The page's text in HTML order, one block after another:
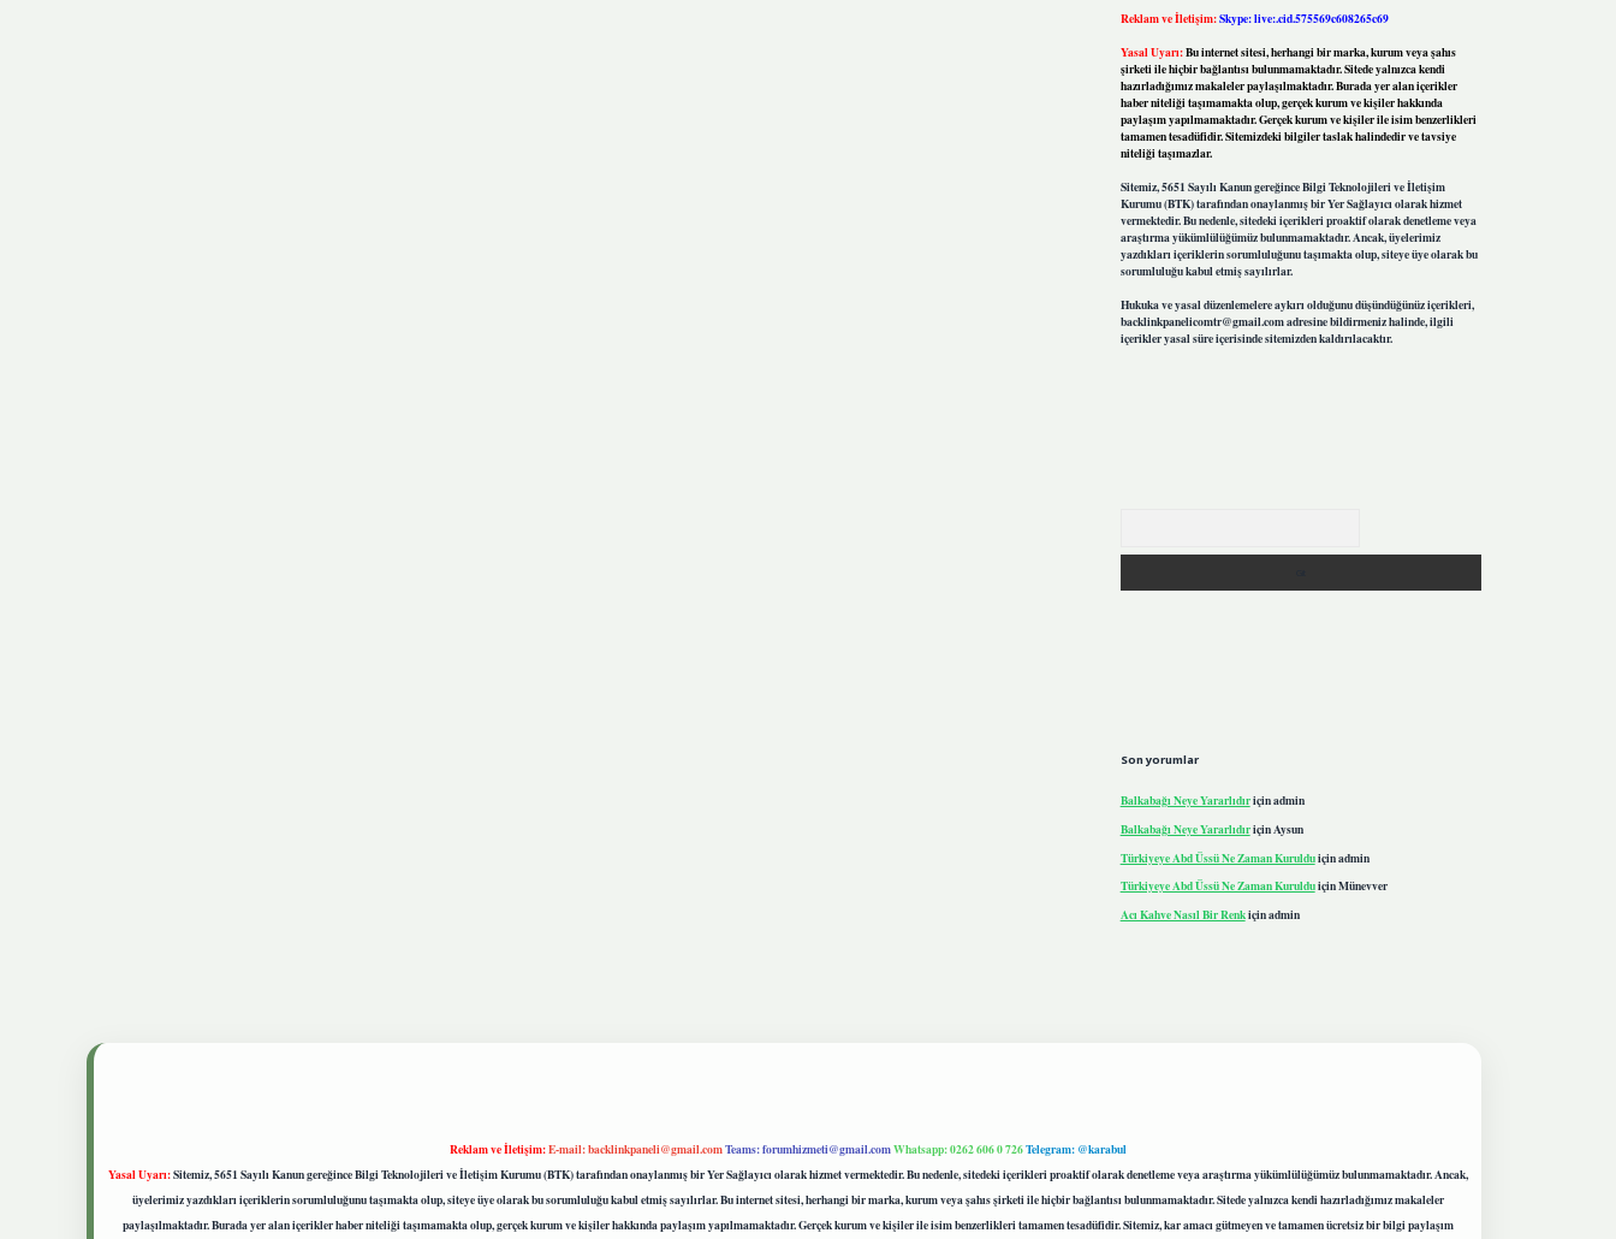
Reklam ve İletişim:Skype: live:.cid.575569c608265c69
Yasal Uyarı:Bu internet sitesi, herhangi bir marka, kurum veya şahıs
şirketi ile hiçbir bağlantısı bulunmamaktadır. Sitede yalnızca kendi
hazırladığımız makaleler paylaşılmaktadır. Burada yer alan içerikler
haber niteliği taşımamakta olup, gerçek kurum ve kişiler hakkında
paylaşım yapılmamaktadır. Gerçek kurum ve kişiler ile isim benzerlikleri
tamamen tesadüfidir. Sitemizdeki bilgiler taslak halindedir ve tavsiye
niteliği taşımazlar.
Sitemiz, 5651 Sayılı Kanun gereğince Bilgi Teknolojileri ve İletişim
Kurumu (BTK) tarafından onaylanmış bir Yer Sağlayıcı olarak hizmet
vermektedir. Bu nedenle, sitedeki içerikleri proaktif olarak denetleme veya
araştırma yükümlülüğümüz bulunmamaktadır. Ancak, üyelerimiz
yazdıkları içeriklerin sorumluluğunu taşımakta olup, siteye üye olarak bu
sorumluluğu kabul etmiş sayılırlar.
Hukuka ve yasal düzenlemelere aykırı olduğunu düşündüğünüz içerikleri,
backlinkpanelicomtr@gmail.comadresine bildirmeniz halinde, ilgili
içerikler yasal süre içerisinde sitemizden kaldırılacaktır.
Son yorumlar
Balkabağı Neye Yararlıdıriçinadmin
Balkabağı Neye YararlıdıriçinAysun
Türkiyeye Abd Üssü Ne Zaman Kurulduiçinadmin
Türkiyeye Abd Üssü Ne Zaman KurulduiçinMünevver
Acı Kahve Nasıl Bir Renkiçinadmin
Reklam ve İletişim:E-mail:backlinkpaneli@gmail.comTeams:forumhizmeti@gmail.comWhatsapp: 0262 606 0 726Telegram: @karabul
Yasal Uyarı:Sitemiz, 5651 Sayılı Kanun gereğince Bilgi Teknolojileri ve İletişim Kurumu (BTK) tarafından onaylanmış bir Yer Sağlayıcı olarak hizmet vermektedir. Bu nedenle, sitedeki içerikleri proaktif olarak denetleme veya araştırma yükümlülüğümüz bulunmamaktadır. Ancak,
üyelerimiz yazdıkları içeriklerin sorumluluğunu taşımakta olup, siteye üye olarak bu sorumluluğu kabul etmiş sayılırlar. Bu internet sitesi, herhangi bir marka, kurum veya şahıs şirketi ile hiçbir bağlantısı bulunmamaktadır. Sitede yalnızca kendi hazırladığımız makaleler
paylaşılmaktadır. Burada yer alan içerikler haber niteliği taşımamakta olup, gerçek kurum ve kişiler hakkında paylaşım yapılmamaktadır. Gerçek kurum ve kişiler ile isim benzerlikleri tamamen tesadüfidir. Sitemiz, kar amacı gütmeyen ve tamamen ücretsiz bir bilgi paylaşım